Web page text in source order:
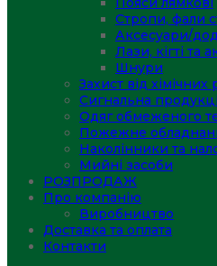
Стропи, фали
Аксесуари/
Лази, кігті та
Шнури
Захист від
Сигнальна
Одяг обмеженого
Пожежне
Наколінники та
Мийні засоби
РОЗПРОДАЖ
Про компанію
Виробництво
Доставка та оплата
Контакти